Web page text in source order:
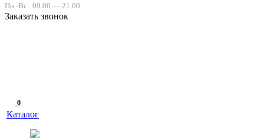
Пн.-Вс. 09.00 — 21.00
Заказать звонок
0
Каталог